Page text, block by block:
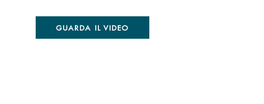
GUARDA IL VIDEO